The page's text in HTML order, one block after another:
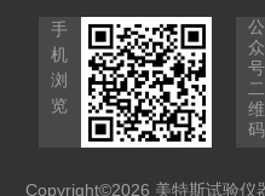
手
机
浏
览
公
众
号
二
维
码
Copyright©2026 美特斯试验